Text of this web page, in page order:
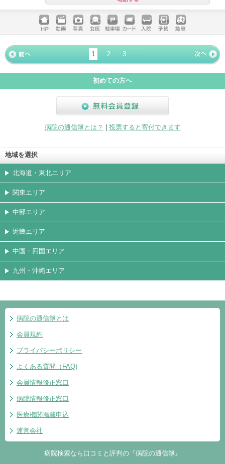
ホームペ
ージ
動画 写真 女医 駐車場
クレジッ
トカード
入院 予約 急患
« 前ペー
ジ
1 2 3
次ページ
»
初めての方へ
病院の通信簿とは？
投票すると寄付できます
地域を選択
北海道・東北エリア
関東エリア
中部エリア
近畿エリア
中国・四国エリア
九州・沖縄エリア
病院の通信簿とは
会員規約
プライバシーポリシー
よくある質問（FAQ)
会員情報修正窓口
病院情報修正窓口
医療機関掲載申込
運営会社
病院検索なら口コミと評判の『病院の通信簿』